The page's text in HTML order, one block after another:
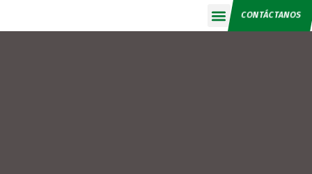
CONTÁCTANOS